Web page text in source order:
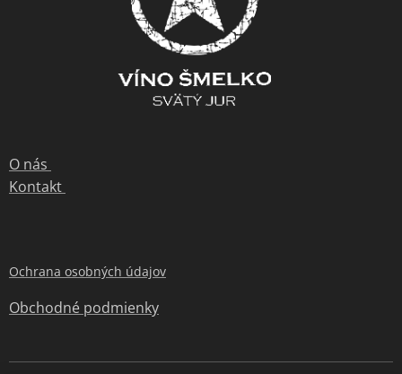
O nás
Kontakt
Ochrana osobných údajov
Obchodné podmienky